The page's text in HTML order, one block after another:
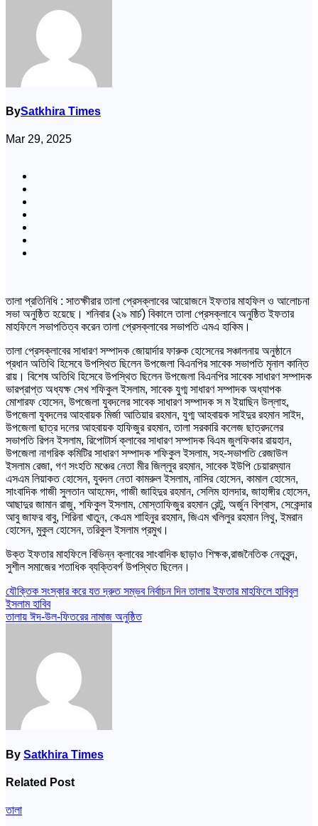
BySatkhira Times
Mar 29, 2025
তালা প্রতিনিধি : সাতক্ষীরার তালা প্রেসক্লাবের আয়োজনে ইফতার মাহফিল ও আলোচনা
সভা অনুষ্ঠিত হয়েছে। শনিবার (২৯ মার্চ) বিকালে তালা প্রেসক্লাবে অনুষ্ঠিত ইফতার
মাহফিলে সভাপতিত্ব করেন তালা প্রেসক্লাবের সভাপতি এমএ হাকিম।
তালা প্রেসক্লাবের সাধারণ সম্পাদক জোয়ার্দার ফারুক হোসেনের সঞ্চালনায় অনুষ্ঠানে
প্রধান অতিথি হিসেবে উপস্থিত ছিলেন উপজেলা বিএনপির সাবেক সভাপতি মৃনাল কান্তি
রায়। বিশেষ অতিথি হিসেবে উপস্থিত ছিলেন উপজেলা বিএনপির সাবেক সাধারণ সম্পাদক
ভারপ্রাপ্ত অধ্যক্ষ সেখ শফিকুল ইসলাম, সাবেক যুগ্ম সাধারণ সম্পাদক অধ্যাপক
মোশারফ হোসেন, উপজেলা যুবদলের সাবেক সাধারণ সম্পাদক স ম ইয়াছিন উল্লাহ,
উপজেলা যুবদলের আহবায়ক মির্জা আতিয়ার রহমান, যুগ্ম আহবায়ক সাইদুর রহমান সাইদ,
উপজেলা ছাত্র দলের আহবায়ক হাফিজুর রহমান, তালা সরকারি কলেজ ছাত্রদলের
সভাপতি রিপন ইসলাম, রিপোটার্স ক্লাবের সাধারণ সম্পাদক বিএম জুলফিকার রায়হান,
উপজেলা নাগরিক কমিটির সাধারণ সম্পাদক শফিকুল ইসলাম, সহ-সভাপতি রেজাউল
ইসলাম রেজা, গণ সংহতি মঞ্চের নেতা মীর জিল্লুর রহমান, সাবেক ইউপি চেয়ারম্যান
এসএম লিয়াকত হোসেন, যুবদল নেতা কামরুল ইসলাম, নাসির হোসেন, কামাল হোসেন,
সাংবাদিক গাজী সুলতান আহমেদ, গাজী জাহিদুর রহমান, সেলিম হালদার, জাহাঙ্গীর হোসেন,
আছাদুর জামান রাজু, শফিকুল ইসলাম, মোস্তাফিজুর রহমান রেন্টু, অর্জুন বিশ্বাস, সেকেন্দার
আবু জাফর বাবু, শিরিনা খাতুন, কেএম শাহিনুর রহমান, জিএম খলিলুর রহমান লিথু, ইমরান
হোসেন, মুকুল হোসেন, তরিকুল ইসলাম প্রমুখ।
উক্ত ইফতার মাহফিলে বিভিন্ন ক্লাবের সাংবাদিক ছাড়াও শিক্ষক,রাজনৈতিক নেতৃবৃন্দ,
সুশীল সমাজের শতাধিক ব্যক্তিবর্গ উপস্থিত ছিলেন।
Post
navigation
যৌক্তিক সংস্কার করে যত দ্রুত সম্ভব নির্বাচন দিন তালায় ইফতার মাহফিলে হাবিবুল
ইসলাম হাবিব
তালায় ঈদ-উল-ফিতরের নামাজ অনুষ্ঠিত
By Satkhira Times
Related Post
তালা